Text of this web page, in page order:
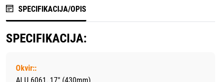
SPECIFIKACIJA/OPIS
SPECIFIKACIJA:
Okvir::